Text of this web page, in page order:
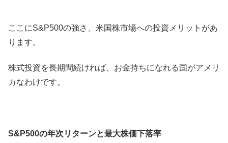
ここにS&P500の強さ、米国株市場への投資メリットがあ
ります。
株式投資を長期間続ければ、お金持ちになれる国がアメリ
カなわけです。
S&P500の年次リターンと最大株価下落率